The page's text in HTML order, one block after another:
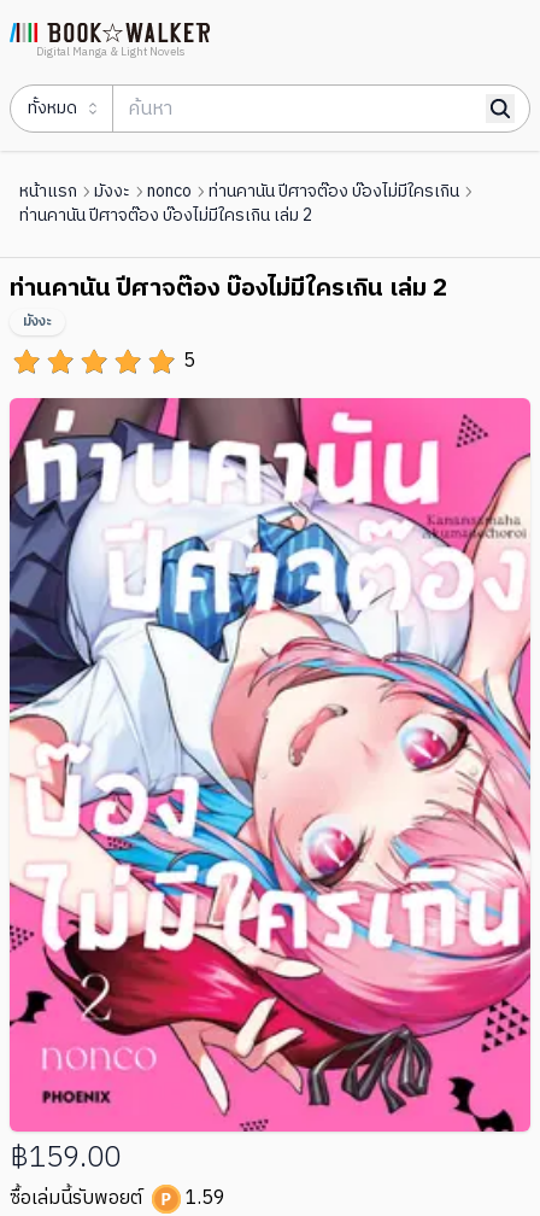
Digital Manga & Light Novels
ทั้งหมด
หน้าแรก มังงะ nonco
ท่านคานัน ปีศาจต๊อง บ๊องไม่มีใครเกิน
ท่านคานัน ปีศาจต๊อง บ๊องไม่มีใครเกิน เล่ม 2
ท่านคานัน ปีศาจต๊อง บ๊องไม่มีใครเกิน เล่ม 2
5
มังงะ
฿159.00
ซื้อเล่มนี้รับพอยต์ 1.59